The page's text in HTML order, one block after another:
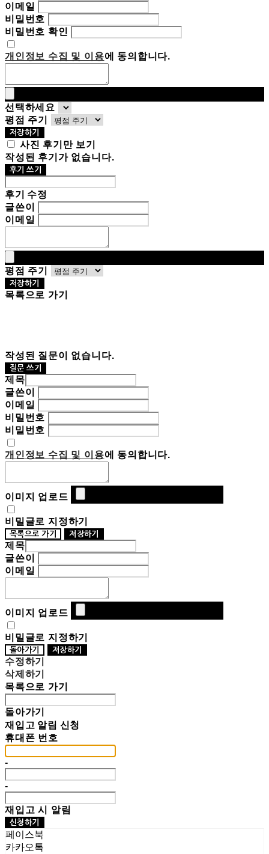
이메일
비밀번호
비밀번호 확인
개인정보 수집 및 이용에 동의합니다.
선택하세요
평점 주기
저장하기
사진 후기만 보기
작성된 후기가 없습니다.
후기 쓰기
후기 수정
글쓴이
이메일
평점 주기
저장하기
목록으로 가기
작성된 질문이 없습니다.
질문 쓰기
제목
글쓴이
이메일
비밀번호
비밀번호
개인정보 수집 및 이용에 동의합니다.
이미지 업로드
비밀글로 지정하기
목록으로 가기 저장하기
제목
글쓴이
이메일
이미지 업로드
비밀글로 지정하기
돌아가기 저장하기
수정하기
삭제하기
목록으로 가기
돌아가기
재입고 알림 신청
휴대폰 번호
-
-
재입고 시 알림
신청하기
페이스북
카카오톡